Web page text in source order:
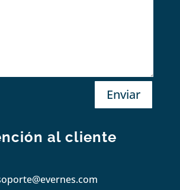
Enviar
al cliente